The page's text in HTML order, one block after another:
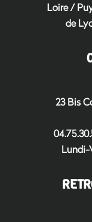
Loire/
de
23 Bis
Lundi-